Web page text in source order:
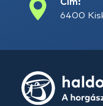
Cím:
6400